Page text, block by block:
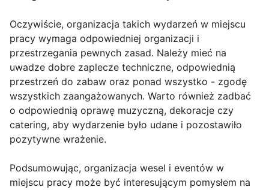
Oczywiście, organizacja takich wydarzeń w miejscu
pracy wymaga odpowiedniej organizacji i
przestrzegania pewnych zasad. Należy mieć na
uwadze dobre zaplecze techniczne, odpowiednią
przestrzeń do zabaw oraz ponad wszystko - zgodę
wszystkich zaangażowanych. Warto również zadbać
o odpowiednią oprawę muzyczną, dekoracje czy
catering, aby wydarzenie było udane i pozostawiło
pozytywne wrażenie.
Podsumowując, organizacja wesel i eventów w
miejscu pracy może być interesującym pomysłem na